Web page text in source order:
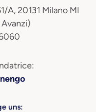
A, 20131 Milano MI
uns: